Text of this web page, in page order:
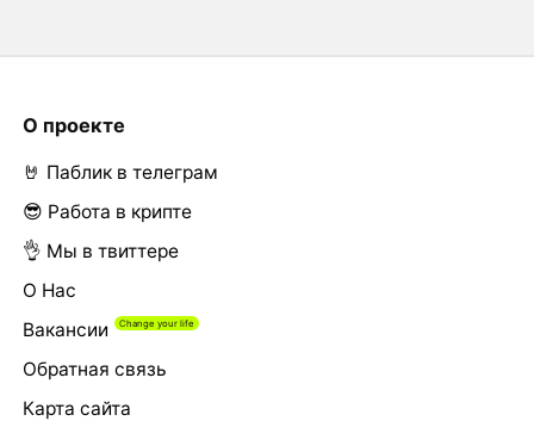
О проекте
🤘 Паблик в телеграм
😎 Работа в крипте
👌 Мы в твиттере
О Нас
Вакансии
Обратная связь
Карта сайта